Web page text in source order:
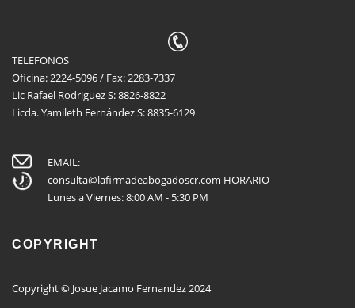
TELEFONOS
Oficina: 2224-5096 / Fax: 2283-7337
Lic Rafael Rodriguez S: 8826-8822
Licda. Yamileth Fernández S: 8835-6129
EMAIL:
consulta@lafirmadeabogadoscr.com HORARIO
Lunes a Viernes: 8:00 AM - 5:30 PM
COPYRIGHT
Copyright © Josue Jacamo Fernandez 2024